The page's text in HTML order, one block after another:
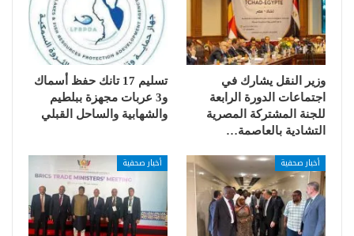
وزير النقل يشارك في
اجتماعات الدورة الرابعة
للجنة المشتركة المصرية
التشادية بالعاصمة…
تسليم 17 تانك حفظ أسماك
و3 عربات مجهزة ببلطيم
والشهابية والساحل القبلي
أخبار صحفية أخبار صحفية